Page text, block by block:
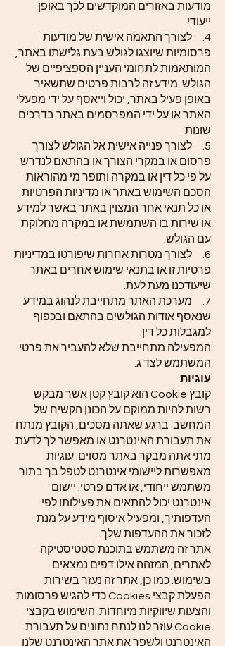
מודעות באזורים המוקדשים לכך באופן
ייעודי.
4. לצורך התאמה אישית של מודעות
פרסומיות שיוצגו לגולש בעת גלישתו באתר,
המותאמות לתחומי העניין הספציפיים של
הגולש. מידע זה לרבות פרטים שתשאיר
באופן פעיל באתר, יכול וייאסף על ידי מפעלי
האתר או על ידי המפרסמים באתר בדרכים
שונות
5. לצורך פנייה אישית אל הגולש לצורך
פרסום או במקרי הצורך או בהתאם לנדרש
על פי כל דין או במקרה ותופר מי מהוראות
הסכם השימוש באתר או מדיניות הפרטיות
או כל תנאי אחר המצוין באתר באשר למידע
או שירות בו השתמשת או במקרה מחלוקת
עם הגולש.
6. לצורך מטרות אחרות שיפורטו במדיניות
פרטיות זו או בתנאי שימוש אחרים באתר
שיעודכנו מעת לעת.
7. מערכת האתר מתחייבת לנהוג במידע
שנאסף אודות הגולשים בהתאם ובכפוף
למגבלות כל דין.
המפעילה מתחייבת שלא להעביר את פרטי
המשתמש לצד ג.
עוגיות
קובץ Cookie הוא קובץ קטן אשר מבקש
רשות להיות ממוקם על הכונן הקשיח של
המחשב. ברגע שאתה מסכים, הקובץ מנתח
את תעבורת האינטרנט או מאפשר לך לדעת
מתי אתה מבקר באתר מסוים. עוגיות
מאפשרות ליישומי אינטרנט לטפל בך בתור
משתמש ייחודי, או אדם פרטי. יישום
אינטרנט יכול להתאים את פעילותו לפי
העדפותיך, ומפעיל איסוף מידע על מנת
לזכור את ההעדפות שלך.
אתר זה משתמש בתוכנת סטטיסטיקה
לאתרים, המזהה אילו דפים נמצאים
בשימוש. כמו כן, אתר זה נעזר בשירות
הפעלת קבצי Cookies כדי להגיש פרסומות
והצעות שיווקיות מיוחדות. השימוש בקבצי
Cookie עוזר לנו לנתח נתונים על תעבורת
האינטרנט ולשפר את אתר האינטרנט שלנו